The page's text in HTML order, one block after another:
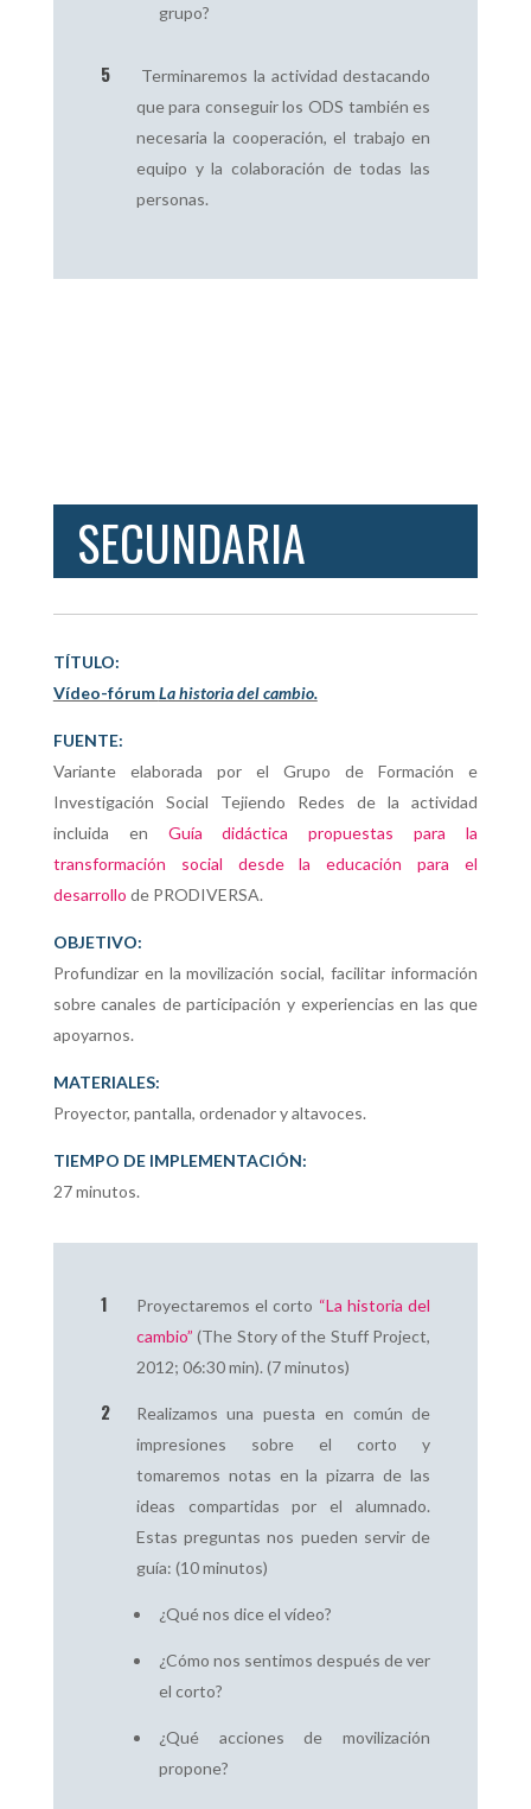
grupo?
Terminaremos la actividad destacando
que para conseguir los ODS también es
necesaria la cooperación, el trabajo en
equipo y la colaboración de todas las
personas.
SECUNDARIA
TÍTULO:
Vídeo-fórumLa historia del cambio.
FUENTE:
Variante elaborada por el Grupo de Formación e
Investigación Social Tejiendo Redes de la actividad
incluida en Guía didáctica propuestas para la
transformación social desde la educación para el
desarrollo de PRODIVERSA.
OBJETIVO:
Profundizar en la movilización social, facilitar información
sobre canales de participación y experiencias en las que
apoyarnos.
MATERIALES:
Proyector, pantalla, ordenador y altavoces.
TIEMPO DE IMPLEMENTACIÓN:
27 minutos.
Proyectaremos el corto “La historia del
cambio” (The Story of the Stuff Project,
2012; 06:30 min). (7 minutos)
Realizamos una puesta en común de
impresiones sobre el corto y
tomaremos notas en la pizarra de las
ideas compartidas por el alumnado.
Estas preguntas nos pueden servir de
guía: (10 minutos)
¿Qué nos dice el vídeo?
¿Cómo nos sentimos después de ver
el corto?
¿Qué acciones de movilización
propone?